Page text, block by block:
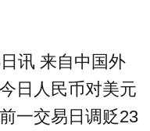
讯 来自中国外
日人民币对美元
一交易日调贬23